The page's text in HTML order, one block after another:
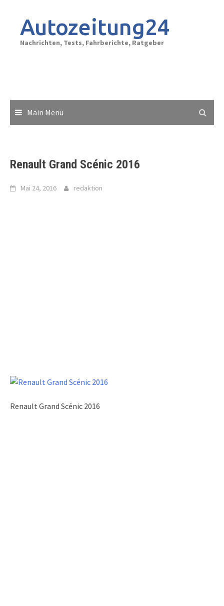
contentAutozeitung24
Nachrichten, Tests, Fahrberichte, Ratgeber
Main Menu
Renault Grand Scénic 2016
Mai 24, 2016 redaktion
Renault Grand Scénic 2016